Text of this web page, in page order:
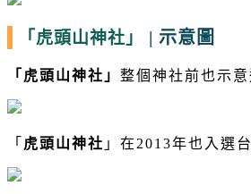
「虎頭山神社」 | 示意圖
「 虎頭山神社 」 整個神社前也示
「 虎頭山神社 」在2013年也入選